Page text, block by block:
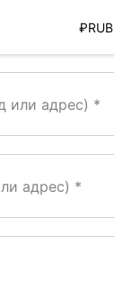
₽RUB
или адрес)
адрес)